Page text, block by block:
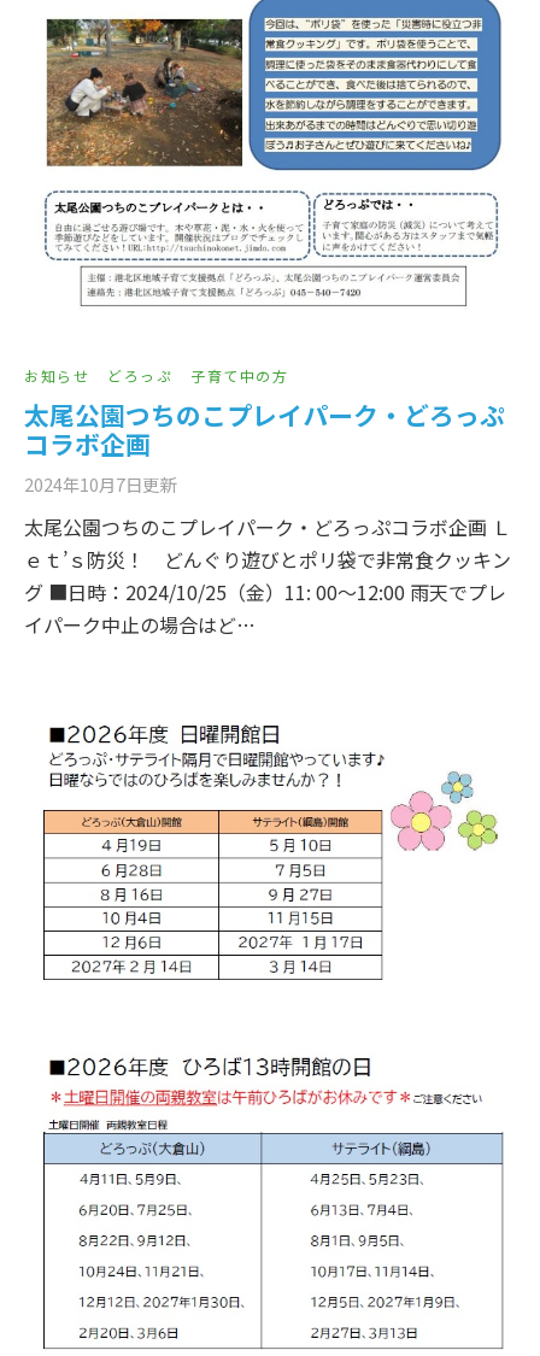
お知らせ どろっぷ 子育て中の方
太尾公園つちのこプレイパーク・どろっぷ
コラボ企画
2024年10月7日更新
太尾公園つちのこプレイパーク・どろっぷコラボ企画 Ｌ
ｅｔ’ｓ防災！ どんぐり遊びとポリ袋で非常食クッキン
グ ■日時：2024/10/25（金）11: 00～12:00 雨天でプレ
イパーク中止の場合はど…